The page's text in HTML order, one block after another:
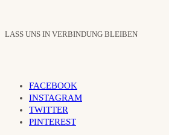
LASS UNS IN VERBINDUNG BLEIBEN
FACEBOOK
INSTAGRAM
TWITTER
PINTEREST